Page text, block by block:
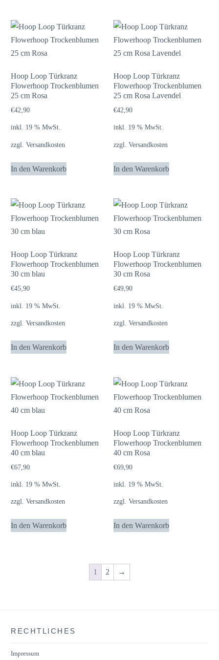
Optionen
können
auf
Hoop Loop Türkranz
Flowerhoop Trockenblumen
25 cm Rosa
€42,90
inkl. 19 % MwSt.
zzgl.Versandkosten
In den Warenkorb
Hoop Loop Türkranz
Flowerhoop Trockenblumen
25 cm Rosa Lavendel
€42,90
inkl. 19 % MwSt.
zzgl.Versandkosten
In den Warenkorb
Hoop Loop Türkranz
Flowerhoop Trockenblumen
30 cm blau
€45,90
inkl. 19 % MwSt.
zzgl.Versandkosten
In den Warenkorb
Hoop Loop Türkranz
Flowerhoop Trockenblumen
30 cm Rosa
€49,90
inkl. 19 % MwSt.
zzgl.Versandkosten
In den Warenkorb
Hoop Loop Türkranz
Flowerhoop Trockenblumen
40 cm blau
€67,90
inkl. 19 % MwSt.
zzgl.Versandkosten
In den Warenkorb
Hoop Loop Türkranz
Flowerhoop Trockenblumen
40 cm Rosa
€69,90
inkl. 19 % MwSt.
zzgl.Versandkosten
In den Warenkorb
1 2 →
RECHTLICHES
Impressum